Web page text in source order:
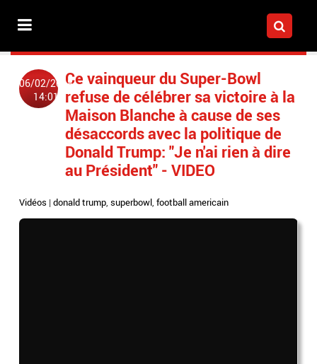
06/02/2018
14:01
Ce vainqueur du Super-Bowl
refuse de célébrer sa victoire à la
Maison Blanche à cause de ses
désaccords avec la politique de
Donald Trump: "Je n'ai rien à dire
au Président" - VIDEO
Vidéos |donald trump,superbowl,football americain